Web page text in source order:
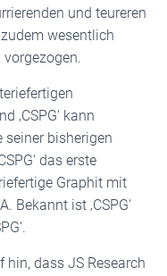
und teureren
wesentlich
‚CSPG‘ kann
seiner bisherigen
das erste
Graphit mit
Bekannt ist ‚CSPG‘
hin, dass JS Research